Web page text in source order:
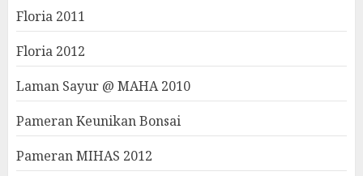
Floria 2011
Floria 2012
Laman Sayur @ MAHA 2010
Pameran Keunikan Bonsai
Pameran MIHAS 2012